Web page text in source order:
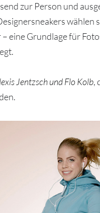
zur Person und
wählen
eine Grundlage für
Jentzsch und Flo Kolb,